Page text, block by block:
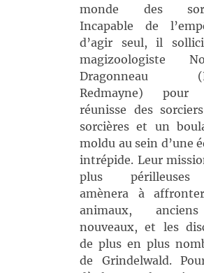
monde des
Incapable de
d’agir seul, il
magizoologiste
Dragonneau
Redmayne) pour
réunisse des
sorcières et un
moldu au sein d’une
intrépide. Leur
plus
amènera à
animaux,
nouveaux, et les
de plus en plus
de Grindelwald.